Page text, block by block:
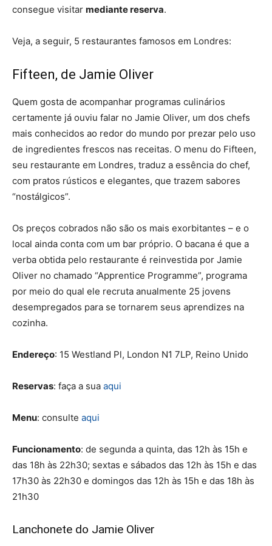
consegue visitar mediante reserva.
Veja, a seguir, 5 restaurantes famosos em Londres:
Fifteen, de Jamie Oliver
Quem gosta de acompanhar programas culinários
certamente já ouviu falar no Jamie Oliver, um dos chefs
mais conhecidos ao redor do mundo por prezar pelo uso
de ingredientes frescos nas receitas. O menu do Fifteen,
seu restaurante em Londres, traduz a essência do chef,
com pratos rústicos e elegantes, que trazem sabores
“nostálgicos”.
Os preços cobrados não são os mais exorbitantes – e o
local ainda conta com um bar próprio. O bacana é que a
verba obtida pelo restaurante é reinvestida por Jamie
Oliver no chamado “Apprentice Programme”, programa
por meio do qual ele recruta anualmente 25 jovens
desempregados para se tornarem seus aprendizes na
cozinha.
Endereço: 15 Westland Pl, London N1 7LP, Reino Unido
Reservas: faça a sua aqui
Menu: consulte aqui
Funcionamento: de segunda a quinta, das 12h às 15h e
das 18h às 22h30; sextas e sábados das 12h às 15h e das
17h30 às 22h30 e domingos das 12h às 15h e das 18h às
21h30
Lanchonete do Jamie Oliver